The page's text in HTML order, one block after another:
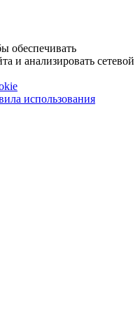
обеспечивать
и анализировать сетевой
использования